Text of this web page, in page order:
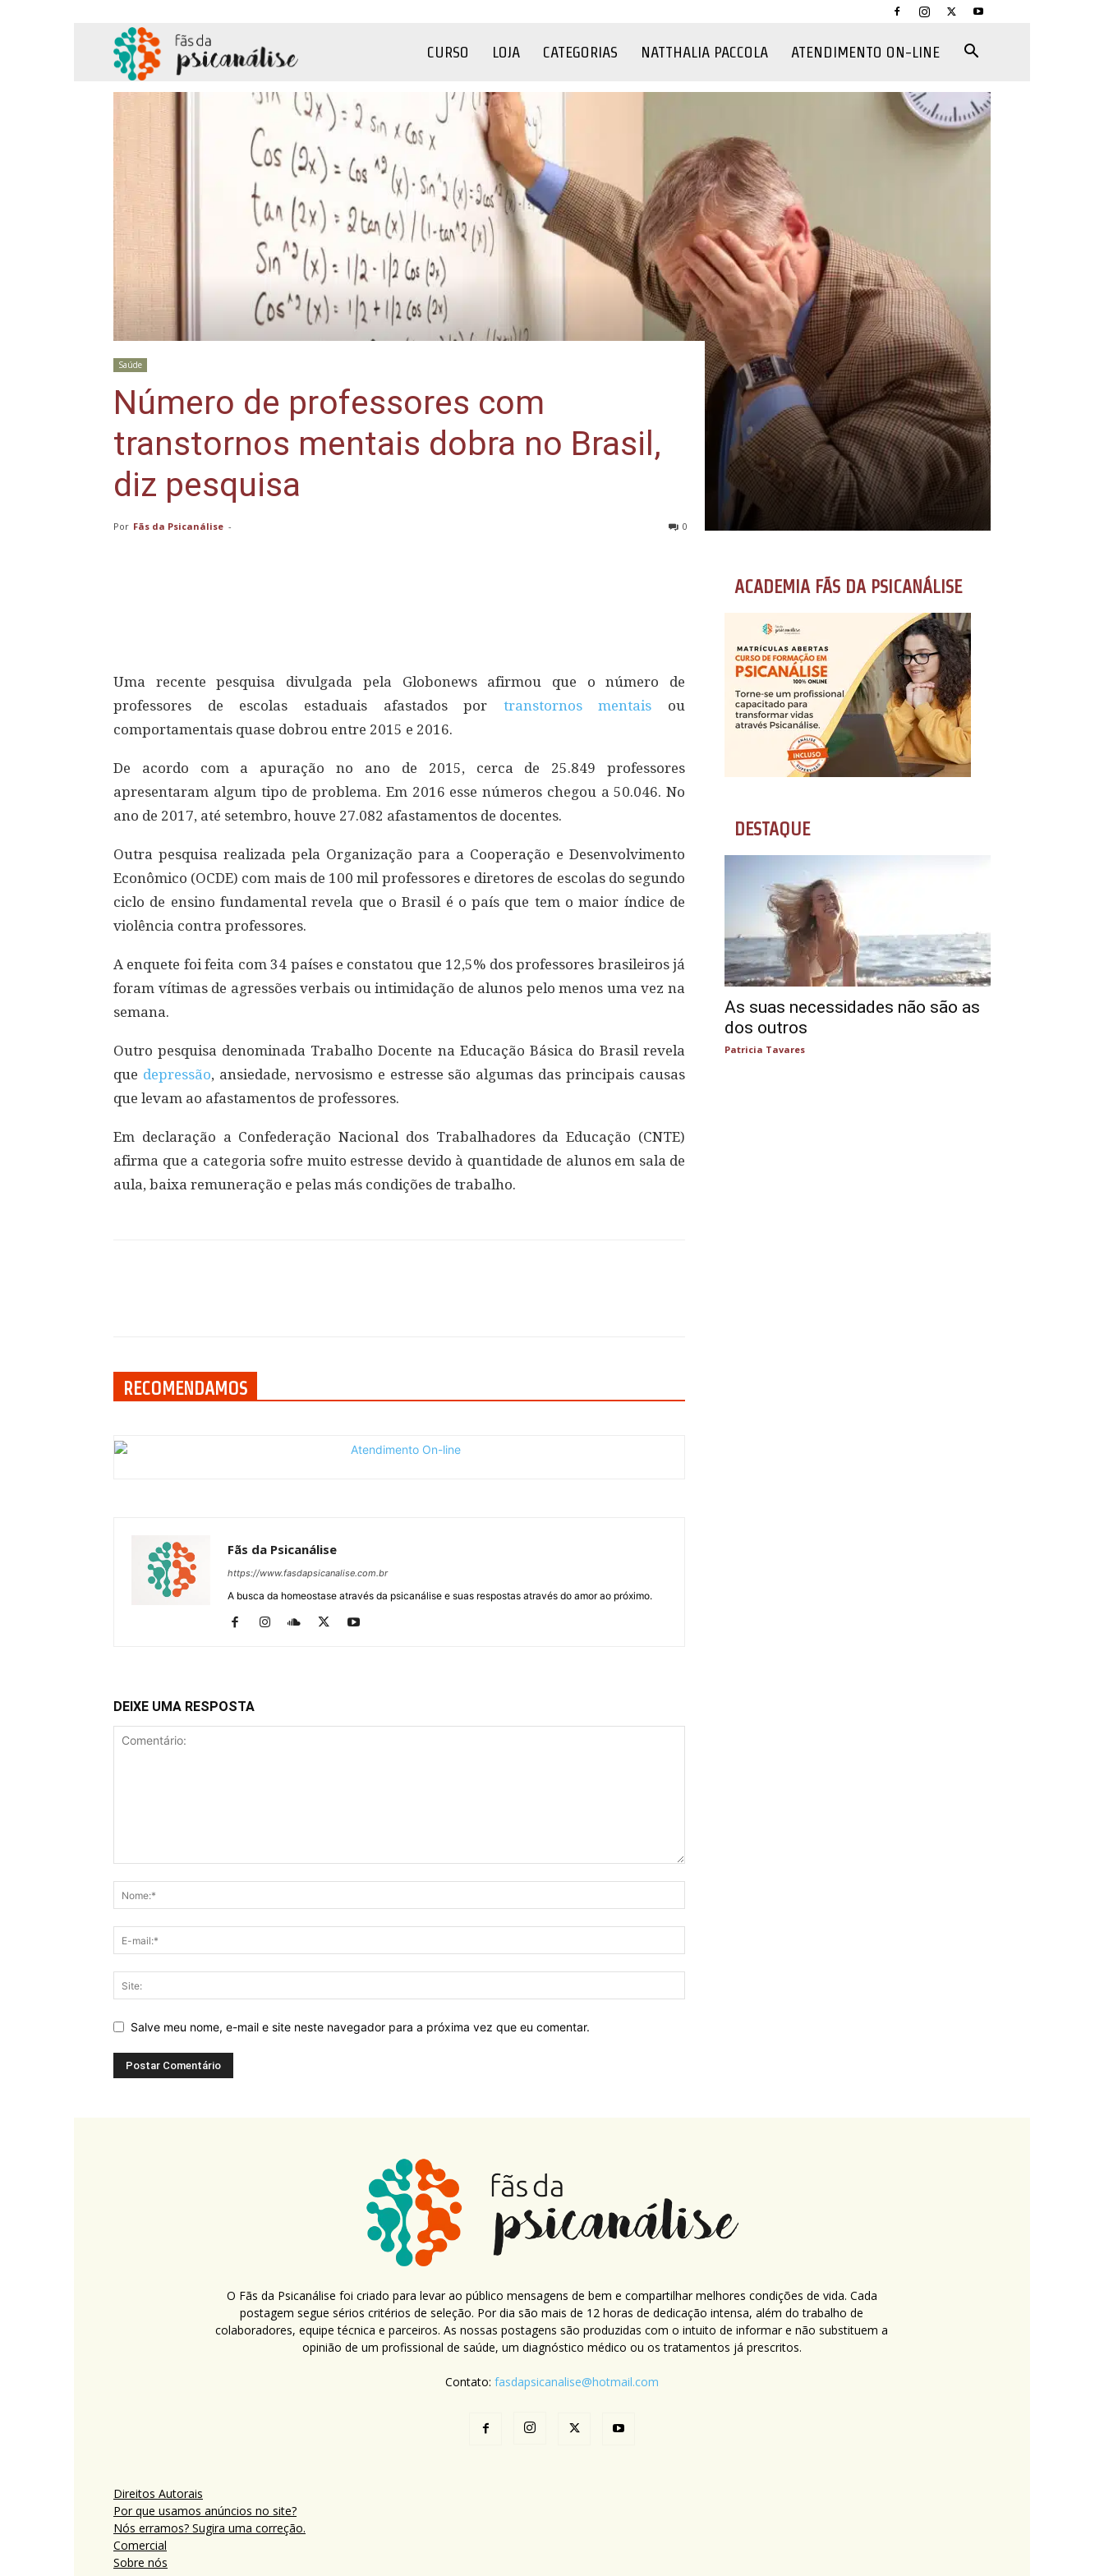
da
Psicanálise
CURSO LOJA CATEGORIAS NATTHALIA PACCOLA ATENDIMENTO ON-LINE
Saúde
Número de professores com
transtornos mentais dobra no Brasil,
diz pesquisa
Por Fãs da Psicanálise - 0
Uma recente pesquisa divulgada pela Globonews afirmou que o número de
professores de escolas estaduais afastados por transtornos mentais ou
comportamentais quase dobrou entre 2015 e 2016.
De acordo com a apuração no ano de 2015, cerca de 25.849 professores
apresentaram algum tipo de problema. Em 2016 esse números chegou a 50.046. No
ano de 2017, até setembro, houve 27.082 afastamentos de docentes.
Outra pesquisa realizada pela Organização para a Cooperação e Desenvolvimento
Econômico (OCDE) com mais de 100 mil professores e diretores de escolas do segundo
ciclo de ensino fundamental revela que o Brasil é o país que tem o maior índice de
violência contra professores.
A enquete foi feita com 34 países e constatou que 12,5% dos professores brasileiros já
foram vítimas de agressões verbais ou intimidação de alunos pelo menos uma vez na
semana.
Outro pesquisa denominada Trabalho Docente na Educação Básica do Brasil revela
que depressão, ansiedade, nervosismo e estresse são algumas das principais causas
que levam ao afastamentos de professores.
Em declaração a Confederação Nacional dos Trabalhadores da Educação (CNTE)
afirma que a categoria sofre muito estresse devido à quantidade de alunos em sala de
aula, baixa remuneração e pelas más condições de trabalho.
RECOMENDAMOS
Fãs da Psicanálise
https://www.fasdapsicanalise.com.br
A busca da homeostase através da psicanálise e suas respostas através do amor ao próximo.
DEIXE UMA RESPOSTA
Salve meu nome, e-mail e site neste navegador para a próxima vez que eu comentar.
ACADEMIA FÃS DA PSICANÁLISE
DESTAQUE
As suas necessidades não são as
dos outros
Patricia Tavares
O Fãs da Psicanálise foi criado para levar ao público mensagens de bem e compartilhar melhores condições de vida. Cada
postagem segue sérios critérios de seleção. Por dia são mais de 12 horas de dedicação intensa, além do trabalho de
colaboradores, equipe técnica e parceiros. As nossas postagens são produzidas com o intuito de informar e não substituem a
opinião de um profissional de saúde, um diagnóstico médico ou os tratamentos já prescritos.
Contato: fasdapsicanalise@hotmail.com
Direitos Autorais
Por que usamos anúncios no site?
Nós erramos? Sugira uma correção.
Comercial
Sobre nós